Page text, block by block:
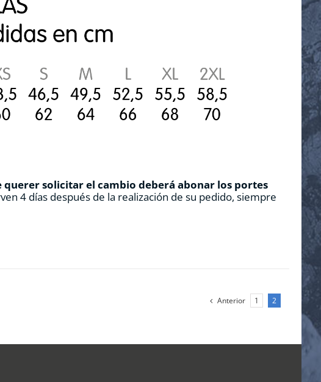
querer solicitar el cambio deberá abonar los portes
4 días después de la realización de su pedido, siempre
Anterior 1 2